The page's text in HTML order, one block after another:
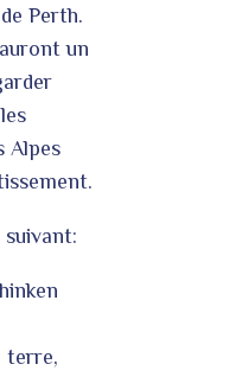
Perth.
un
Alpes
suivant:
terre,